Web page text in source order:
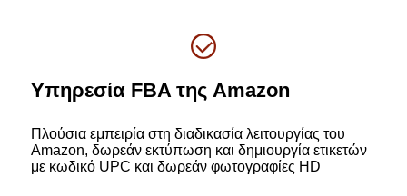
Υπηρεσία FBA της Amazon
Πλούσια εμπειρία στη διαδικασία λειτουργίας του
Amazon, δωρεάν εκτύπωση και δημιουργία ετικετών
με κωδικό UPC και δωρεάν φωτογραφίες HD